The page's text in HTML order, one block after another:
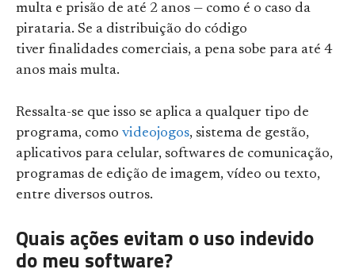
multa e prisão de até 2 anos — como é o caso da
pirataria. Se a distribuição do código
tiver finalidades comerciais, a pena sobe para até 4
anos mais multa.
Ressalta-se que isso se aplica a qualquer tipo de
programa, como videojogos, sistema de gestão,
aplicativos para celular, softwares de comunicação,
programas de edição de imagem, vídeo ou texto,
entre diversos outros.
Quais ações evitam o uso indevido
do meu software?